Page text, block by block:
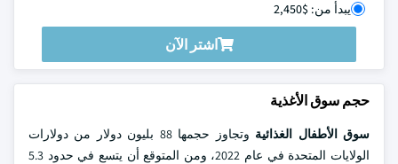
يبدأ من: $2,450
اشتر الآن
حجم سوق الأغذية
سوق الأطفال الغذائية
وتجاوز حجمها 88 بليون دولار من دولارات
الولايات المتحدة في عام 2022، ومن المتوقع أن يتسع في حدود 5.3